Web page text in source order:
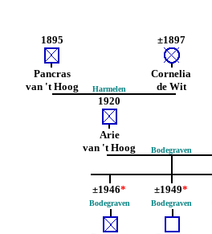
1895
Pancras
van 't Hoog
Harmelen
±1897
Cornelia
de Wit
1920
Arie
van 't Hoog
Bodegraven
±1946*
Bodegraven
±1949*
Bodegraven